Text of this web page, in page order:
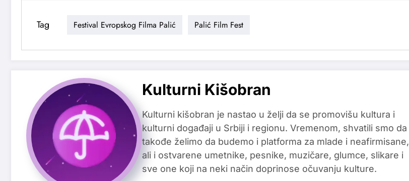
Tag Festival Evropskog Filma Palić Palić Film Fest
Kulturni Kišobran
Kulturni kišobran je nastao u želji da se promovišu kultura i
kulturni događaji u Srbiji i regionu. Vremenom, shvatili smo da
takođe želimo da budemo i platforma za mlade i neafirmisane,
ali i ostvarene umetnike, pesnike, muzičare, glumce, slikare i
sve one koji na neki način doprinose očuvanju kulture.